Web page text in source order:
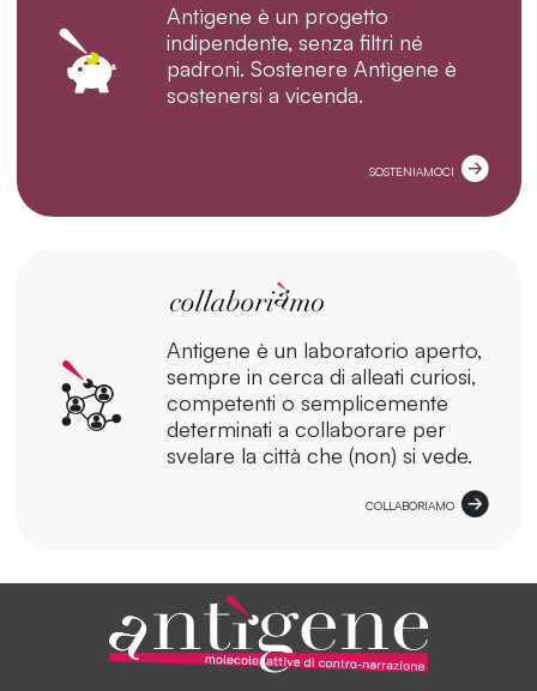
Antìgene è un progetto
indipendente, senza filtri né
padroni. Sostenere Antìgene è
sostenersi a vicenda.
SOSTENIAMOCI
Antigene è un laboratorio aperto,
sempre in cerca di alleati curiosi,
competenti o semplicemente
determinati a collaborare per
svelare la città che (non) si vede.
COLLABORIAMO